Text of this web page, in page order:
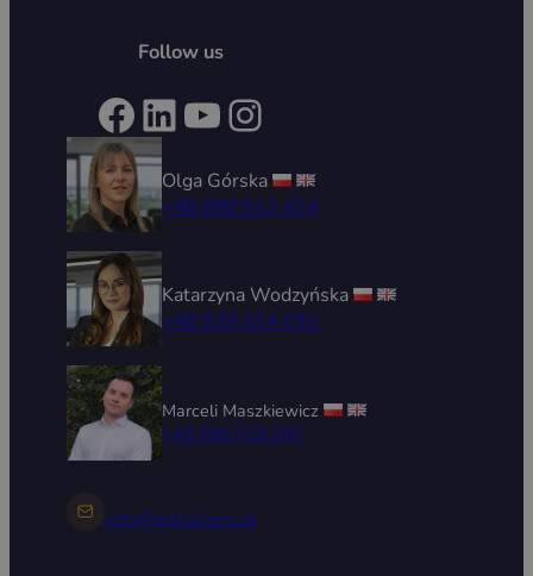
Follow us
Facebook LinkedIn YouTube Instagram
Olga Górska
+48 690 512 414
Katarzyna Wodzyńska
+48 539 314 031
Marceli Maszkiewicz
+48 696 029 167
info@zptrailers.pl